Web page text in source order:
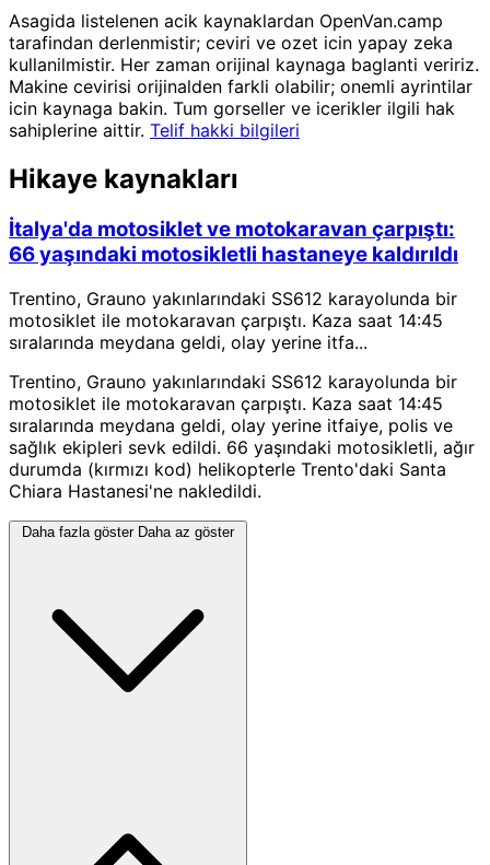
Asagida listelenen acik kaynaklardan OpenVan.camp
tarafindan derlenmistir; ceviri ve ozet icin yapay zeka
kullanilmistir. Her zaman orijinal kaynaga baglanti veririz.
Makine cevirisi orijinalden farkli olabilir; onemli ayrintilar
icin kaynaga bakin. Tum gorseller ve icerikler ilgili hak
sahiplerine aittir. Telif hakki bilgileri
Hikaye kaynakları
İtalya'da motosiklet ve motokaravan çarpıştı:
66 yaşındaki motosikletli hastaneye kaldırıldı
Trentino, Grauno yakınlarındaki SS612 karayolunda bir
motosiklet ile motokaravan çarpıştı. Kaza saat 14:45
sıralarında meydana geldi, olay yerine itfa...
Trentino, Grauno yakınlarındaki SS612 karayolunda bir
motosiklet ile motokaravan çarpıştı. Kaza saat 14:45
sıralarında meydana geldi, olay yerine itfaiye, polis ve
sağlık ekipleri sevk edildi. 66 yaşındaki motosikletli, ağır
durumda (kırmızı kod) helikopterle Trento'daki Santa
Chiara Hastanesi'ne nakledildi.
Daha fazla göster Daha az göster